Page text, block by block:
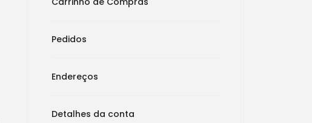
Pedidos
Endereços
Detalhes da conta